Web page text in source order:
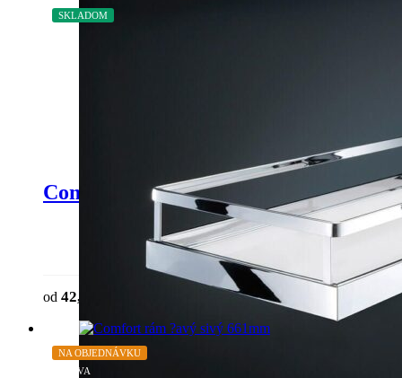
SKLADOM
Comfort II – kôš Arena Style
od 42,12
This product has multiple variants. The
chosen on the product page
NA OBJEDNÁVKU
ZĽAVA